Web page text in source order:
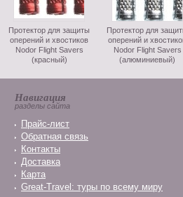
Протектор для защиты
оперений и хвостиков
Nodor Flight Savers
(красный)
Протектор для
оперений и
Nodor Flight Savers
(алюминиевый)
Навигация
разделы сайта
Прайс-лист
Обратная связь
Контакты
Доставка
Карта
Great-Travel: туры по всему миру